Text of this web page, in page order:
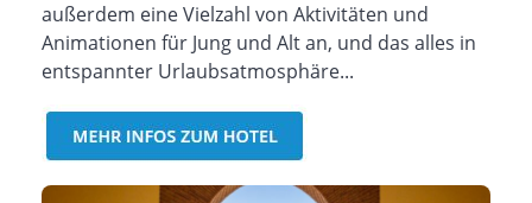
außerdem eine Vielzahl von Aktivitäten und
Animationen für Jung und Alt an, und das alles in
entspannter Urlaubsatmosphäre...